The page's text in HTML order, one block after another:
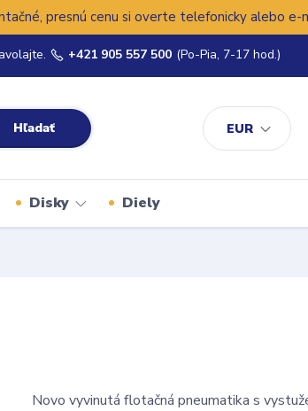
presnú cenu si overte telefonicky alebo e-
EUR
Hľadať
+421 905 557 500 (Po-Pia, 7-17 hod.)
Disky Diely
Novo vyvinutá flotačná pneumatika s